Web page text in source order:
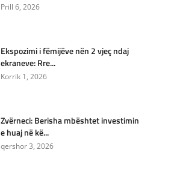
Prill 6, 2026
Ekspozimi i fëmijëve nën 2 vjeç ndaj
ekraneve: Rre...
Korrik 1, 2026
Zvërneci: Berisha mbështet investimin
e huaj në kë...
qershor 3, 2026